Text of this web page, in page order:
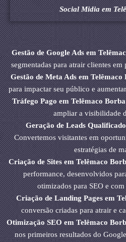
Social Midia em
Gestão de Google Ads em
segmentadas para atrair clientes
Gestão de Meta Ads em Telêmaco
para impactar seu público e
Tráfego Pago em Telêmaco
ampliar a visibilidade
Geração de Leads
Convertemos visitantes em
estratégias de
Criação de Sites em Telêmaco
performance, desenvolvidos
otimizados para SEO e
Criação de Landing Pages em
conversão criadas para atrair e
Otimização SEO em Telêmaco
nos primeiros resultados do